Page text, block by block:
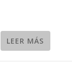
LEER MÁS